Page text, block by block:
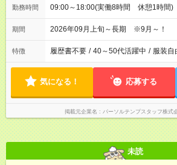
勤務時間 09:00～18:00(実働8時間 休憩1時間)
期間 2026年09月上旬～長期 ※9月～！
特徴 履歴書不要 / 40～50代活躍中 / 服装自
気になる！ 応募する
掲載元企業名 パーソルテンプスタッフ株
未読